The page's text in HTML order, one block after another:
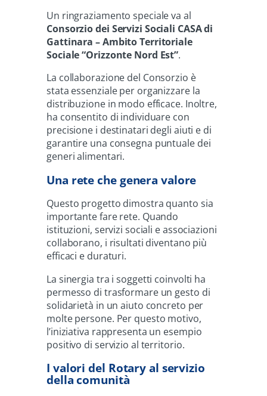
Un ringraziamento speciale va al
Consorzio dei Servizi Sociali CASA di
Gattinara – Ambito Territoriale
Sociale “Orizzonte Nord Est”.
La collaborazione del Consorzio è
stata essenziale per organizzare la
distribuzione in modo efficace. Inoltre,
ha consentito di individuare con
precisione i destinatari degli aiuti e di
garantire una consegna puntuale dei
generi alimentari.
Una rete che genera valore
Questo progetto dimostra quanto sia
importante fare rete. Quando
istituzioni, servizi sociali e associazioni
collaborano, i risultati diventano più
efficaci e duraturi.
La sinergia tra i soggetti coinvolti ha
permesso di trasformare un gesto di
solidarietà in un aiuto concreto per
molte persone. Per questo motivo,
l’iniziativa rappresenta un esempio
positivo di servizio al territorio.
I valori del Rotary al servizio
della comunità